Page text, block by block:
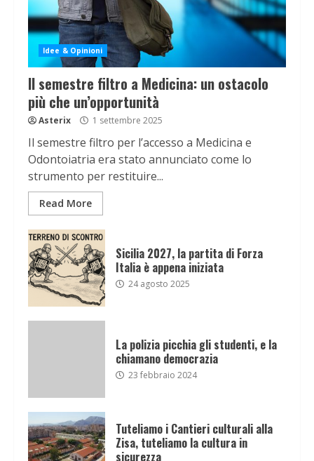
Idee & Opinioni
Il semestre filtro a Medicina: un ostacolo
più che un’opportunità
Asterix 1 settembre 2025
Il semestre filtro per l’accesso a Medicina e
Odontoiatria era stato annunciato come lo
strumento per restituire...
Read More
Sicilia 2027, la partita di Forza
Italia è appena iniziata
24 agosto 2025
La polizia picchia gli studenti, e la
chiamano democrazia
23 febbraio 2024
Tuteliamo i Cantieri culturali alla
Zisa, tuteliamo la cultura in
sicurezza